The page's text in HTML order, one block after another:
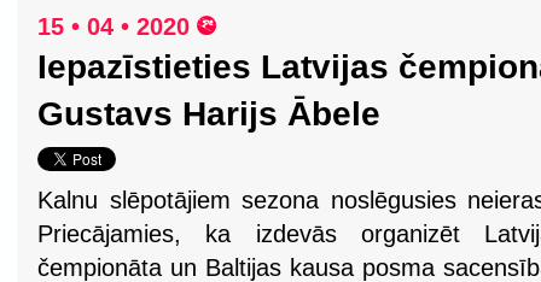
15 • 04 • 2020
Iepazīstieties Latvijas
Gustavs Harijs Ābele
Kalnu slēpotājiem sezona noslēgusies
Priecājamies, ka izdevās organizēt
čempionāta un Baltijas kausa posma